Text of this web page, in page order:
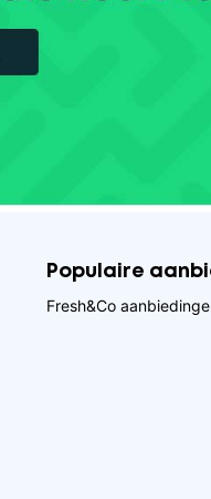
Populaire
Fresh&Co